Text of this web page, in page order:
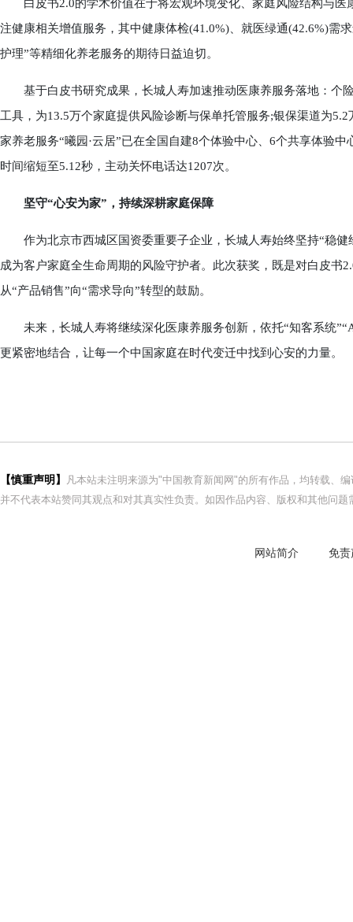
白皮书2.0的学术价值在于将宏观环境变化、家庭风险结构与医
注健康相关增值服务，其中健康体检(41.0%)、就医绿通(42.6%)需
护理”等精细化养老服务的期待日益迫切。
基于白皮书研究成果，长城人寿加速推动医康养服务落地：个
工具，为13.5万个家庭提供风险诊断与保单托管服务;银保渠道为
家养老服务“曦园·云居”已在全国自建8个体验中心、6个共享体验
时间缩短至5.12秒，主动关怀电话达1207次。
坚守“心安为家”，持续深耕家庭保障
作为北京市西城区国资委重要子企业，长城人寿始终坚持“稳健
成为客户家庭全生命周期的风险守护者。此次获奖，既是对白皮书
从“产品销售”向“需求导向”转型的鼓励。
未来，长城人寿将继续深化医康养服务创新，依托“知客系统
更紧密地结合，让每一个中国家庭在时代变迁中找到心安的力量。
【慎重声明】
凡本站未注明来源为"中国教育新闻网"的所有作品，均转载、
并不代表本站赞同其观点和对其真实性负责。如因作品内容、版权和其他问
网站简介 免责